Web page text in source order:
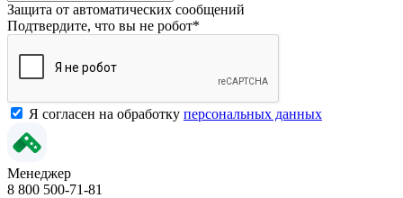
Защита от автоматических сообщений
Подтвердите, что вы не робот*
Я согласен на обработку персональных данных
Менеджер
8 800 500-71-81